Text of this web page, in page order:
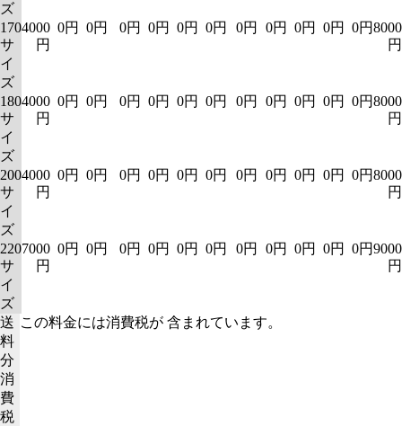
ズ
170
サ
イ
ズ
4000
円
0円 0円 0円 0円 0円 0円 0円 0円 0円 0円 0円8000
円
180
サ
イ
ズ
4000
円
0円 0円 0円 0円 0円 0円 0円 0円 0円 0円 0円8000
円
200
サ
イ
ズ
4000
円
0円 0円 0円 0円 0円 0円 0円 0円 0円 0円 0円8000
円
220
サ
イ
ズ
7000
円
0円 0円 0円 0円 0円 0円 0円 0円 0円 0円 0円9000
円
送
料
分
消
費
税
この料金には消費税が 含まれています。